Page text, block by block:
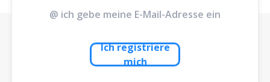
Ich registriere
mich